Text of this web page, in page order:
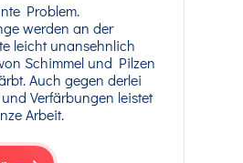
Problem.
werden an der
leicht unansehnlich
Schimmel und Pilzen
Auch gegen derlei
Verfärbungen leistet
Arbeit.